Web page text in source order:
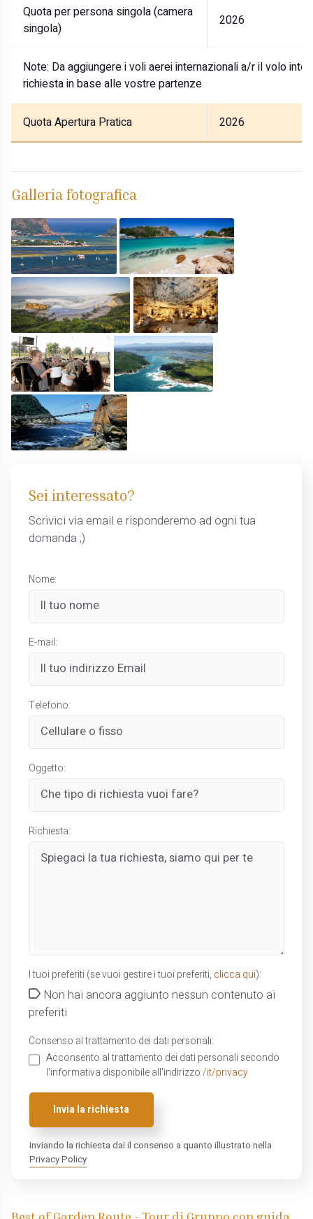
Quota per persona singola (camera
singola)
2026
Note: Da aggiungere i voli aerei internazionali a/r il volo
richiesta in base alle vostre partenze
Quota Apertura Pratica 2026
Galleria fotografica
Sei interessato?
Scrivici via email e risponderemo ad ogni tua
domanda ;)
Nome:
E-mail:
Telefono:
Oggetto:
Richiesta:
I tuoi preferiti (se vuoi gestire i tuoi preferiti, clicca qui):
Non hai ancora aggiunto nessun contenuto ai
preferiti
Consenso al trattamento dei dati personali:
Acconsento al trattamento dei dati personali secondo
l'informativa disponibile all'indirizzo /it/privacy
Invia la richiesta
Inviando la richiesta dai il consenso a quanto illustrato nella
Privacy Policy